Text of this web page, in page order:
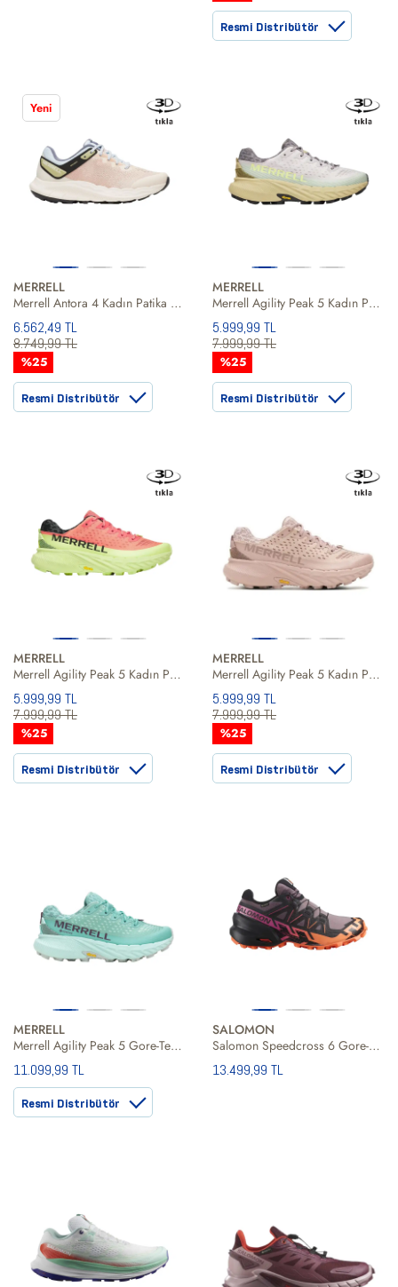
Resmi Distribütör
Yeni
MERRELL
Merrell Antora 4 Kadın Patika Koşusu Ayakkabısı
6.562,49 TL
8.749,99 TL
%25
Resmi Distribütör
MERRELL
Merrell Agility Peak 5 Kadın Patika Koşusu Ayakkabısı
5.999,99 TL
7.999,99 TL
%25
Resmi Distribütör
MERRELL
Merrell Agility Peak 5 Kadın Patika Koşusu Ayakkabısı
5.999,99 TL
7.999,99 TL
%25
Resmi Distribütör
MERRELL
Merrell Agility Peak 5 Kadın Patika Koşusu Ayakkabısı
5.999,99 TL
7.999,99 TL
%25
Resmi Distribütör
MERRELL
Merrell Agility Peak 5 Gore-Tex Kadın Patika Koşusu Ayakkabısı
11.099,99 TL
Resmi Distribütör
SALOMON
Salomon Speedcross 6 Gore-Tex Kadın Patika Koşusu Ayakkabısı
13.499,99 TL